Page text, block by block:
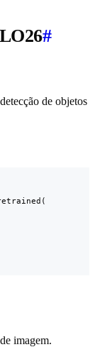
#
de objetos
imagem.